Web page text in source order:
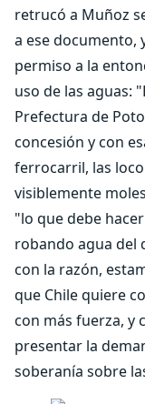
retrucó a Muñoz
a ese documento,
permiso a la
uso de las aguas:
Prefectura de
concesión y con
ferrocarril, las
visiblemente
"lo que debe
robando agua del
con la razón,
que Chile quiere
con más fuerza, y
presentar la
soberanía sobre